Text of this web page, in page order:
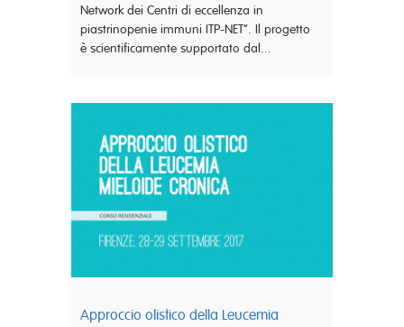
Network dei Centri di eccellenza in
piastrinopenie immuni ITP-NET”. Il progetto
è scientificamente supportato dal...
Approccio olistico della Leucemia